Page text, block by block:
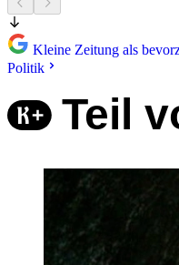
Kleine Zeitung als
Politik
Teil